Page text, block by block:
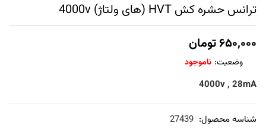
ترانس حشره کش HVT (های ولتاژ) 4000v
۶۵۰,۰۰۰تومان
وضعیت: ناموجود
4000v , 28mA
شناسه محصول: 27439